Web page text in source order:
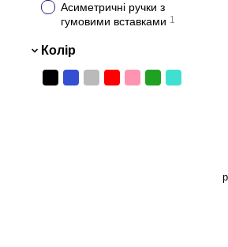
Асиметричні ручки з
гумовими вставками 1
Колір